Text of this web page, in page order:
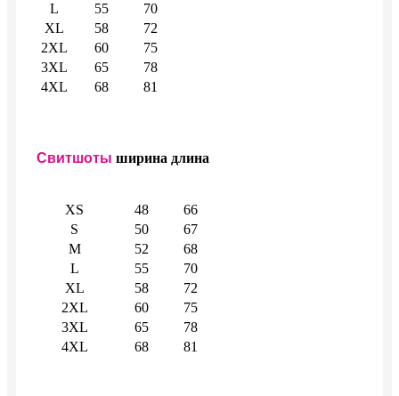
L
55
70
XL
58
72
2XL
60
75
3XL
65
78
4XL
68 81
Свитшоты ширина длина
XS 48
66
S
50
67
M
52
68
L
55
70
XL
58
72
2XL
60
75
3XL
65
78
4XL
68 81